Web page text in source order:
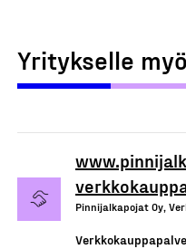
Yritykselle
Pinnijalkapojat Oy,